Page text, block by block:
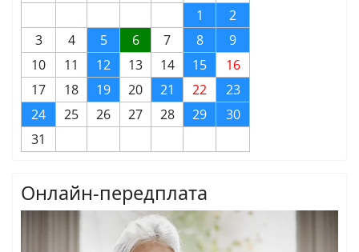
1
2
3
4 5 6 7 8
9
10
11 12 13 14 15
16
17
18 19 20 21 22
23
24
25 26 27 28 29
30
31
Онлайн-передплата